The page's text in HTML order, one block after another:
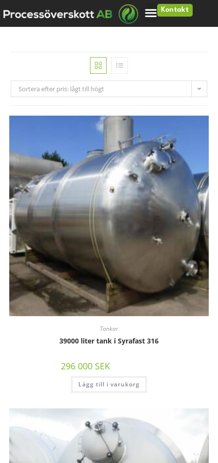
Kontakt
Sortera efter pris: lågt till högt
Tankar
39000 liter tank i Syrafast 316
296 000 SEK
Lägg till i varukorg